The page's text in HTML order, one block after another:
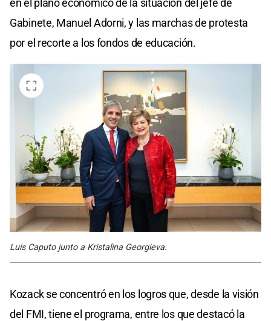
Gabinete, Manuel Adorni, y las marchas de protesta
por el recorte a los fondos de educación.
Luis Caputo junto a Kristalina Georgieva.
Kozack se concentró en los logros que, desde la visión
del FMI, tiene el programa, entre los que destacó la